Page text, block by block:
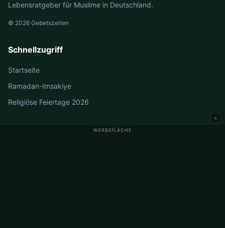
WERBEFLÄCHE
×
Lebensratgeber für Muslime in Deutschland.
© 2026 Gebetszeiten
Schnellzugriff
Startseite
Ramadan-Imsakiye
Religiöse Feiertage 2026
Gebetszeiten Deutschland